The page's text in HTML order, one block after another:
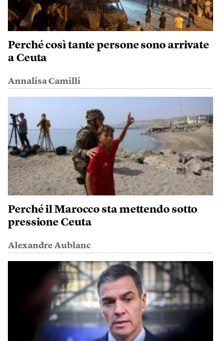
Perché così tante persone sono arrivate
a Ceuta
Annalisa Camilli
Perché il Marocco sta mettendo sotto
pressione Ceuta
Alexandre Aublanc